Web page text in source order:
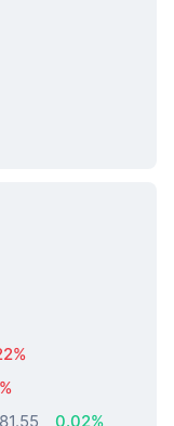
0.02%